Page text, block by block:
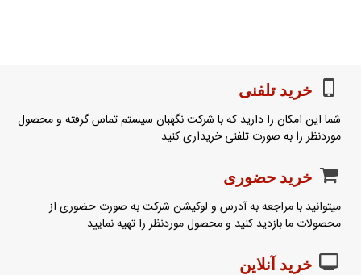
خرید تلفنی
شما این امکان را دارید که با شرکت نگهبان سیستم تماس گرفته و محصول
موردنظر را به صورت تلفنی خریداری کنید
خرید حضوری
میتوانید با مراجعه به آدرس و لوکیشن شرکت به صورت حضوری از
محصولات ما بازدید کنید و محصول موردنظر را تهیه نمایید
خرید آنلاین